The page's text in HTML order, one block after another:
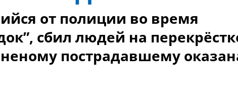
от полиции во время
сбил людей на
пострадавшему